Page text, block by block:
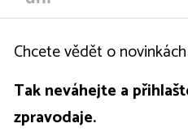
Chcete vědět o
Tak neváhejte a
zpravodaje.